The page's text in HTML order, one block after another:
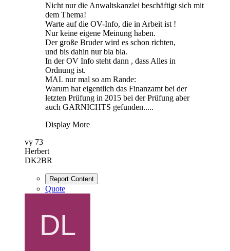
Nicht nur die Anwaltskanzlei beschäftigt sich mit
dem Thema!
Warte auf die OV-Info, die in Arbeit ist !
Nur keine eigene Meinung haben.
Der große Bruder wird es schon richten,
und bis dahin nur bla bla.
In der OV Info steht dann , dass Alles in
Ordnung ist.
MAL nur mal so am Rande:
Warum hat eigentlich das Finanzamt bei der
letzten Prüfung in 2015 bei der Prüfung aber
auch GARNICHTS gefunden.....
Display More
vy 73
Herbert
DK2BR
Report Content
Quote